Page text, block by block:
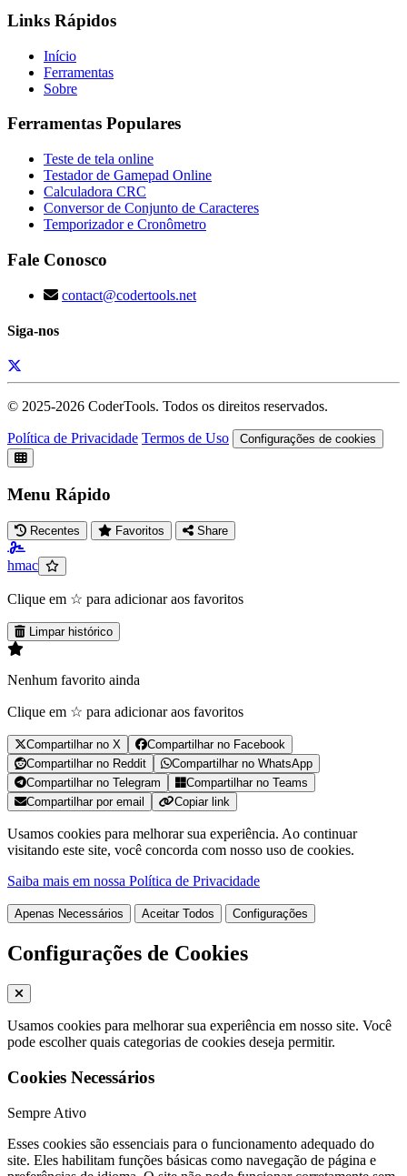
Links Rápidos
Início
Ferramentas
Sobre
Ferramentas Populares
Teste de tela online
Testador de Gamepad Online
Calculadora CRC
Conversor de Conjunto de Caracteres
Temporizador e Cronômetro
Fale Conosco
contact@codertools.net
Siga-nos
© 2025-2026 CoderTools. Todos os direitos reservados.
Política de Privacidade Termos de Uso Configurações de cookies
Menu Rápido
Recentes Favoritos Share
hmac
Clique em ☆ para adicionar aos favoritos
Limpar histórico
Nenhum favorito ainda
Clique em ☆ para adicionar aos favoritos
Compartilhar no X
Compartilhar no Facebook
Compartilhar no Reddit
Compartilhar no WhatsApp
Compartilhar no Telegram
Compartilhar no Teams
Compartilhar por email
Copiar link
Usamos cookies para melhorar sua experiência. Ao continuar
visitando este site, você concorda com nosso uso de cookies.
Saiba mais em nossa Política de Privacidade
Apenas Necessários Aceitar Todos Configurações
Configurações de Cookies
Usamos cookies para melhorar sua experiência em nosso site. Você
pode escolher quais categorias de cookies deseja permitir.
Cookies Necessários
Sempre Ativo
Esses cookies são essenciais para o funcionamento adequado do
site. Eles habilitam funções básicas como navegação de página e